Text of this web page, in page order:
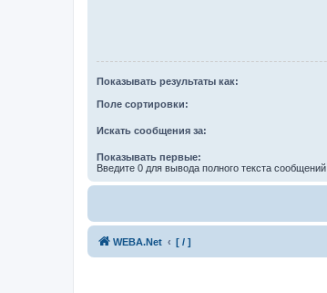
Показывать результаты как:
Поле сортировки:
Искать сообщения за:
Показывать первые:
Введите 0 для вывода полного текста сообщений.
WEBA.Net [ / ]